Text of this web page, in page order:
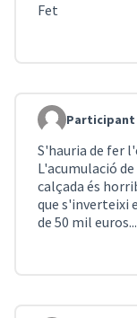
Fet
Comentari 2102
Participant
S'hauria de fer
L'acumulació
calçada és
que s'inverteixi
de 50 mil euros...